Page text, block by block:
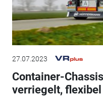
27.07.2023
Container-
verriegelt, flexibel